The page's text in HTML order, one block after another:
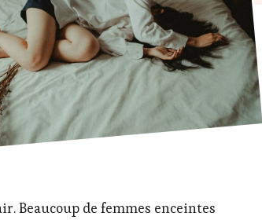
Beaucoup de femmes enceintes